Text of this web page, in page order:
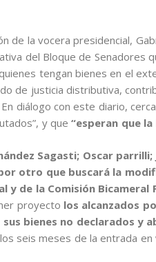
de la vocera presidencial,
del Bloque de Senadores
tengan bienes en el
de justicia distributiva,
diálogo con este diario,
y que“esperan que la
Sagasti; Oscar parrilli;
otro que buscará la
y de la Comisión Bicameral
proyecto los alcanzados
bienes no declarados y
seis meses de la entrada en